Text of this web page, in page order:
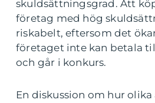
skuldsättningsgrad. Att
företag med hög
riskabelt, eftersom det
företaget inte kan betala
och går i konkurs.
En diskussion om hur